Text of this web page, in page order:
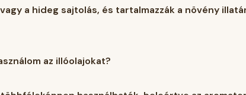
a hideg sajtolás, és tartalmazzák a növény
az illóolajokat?